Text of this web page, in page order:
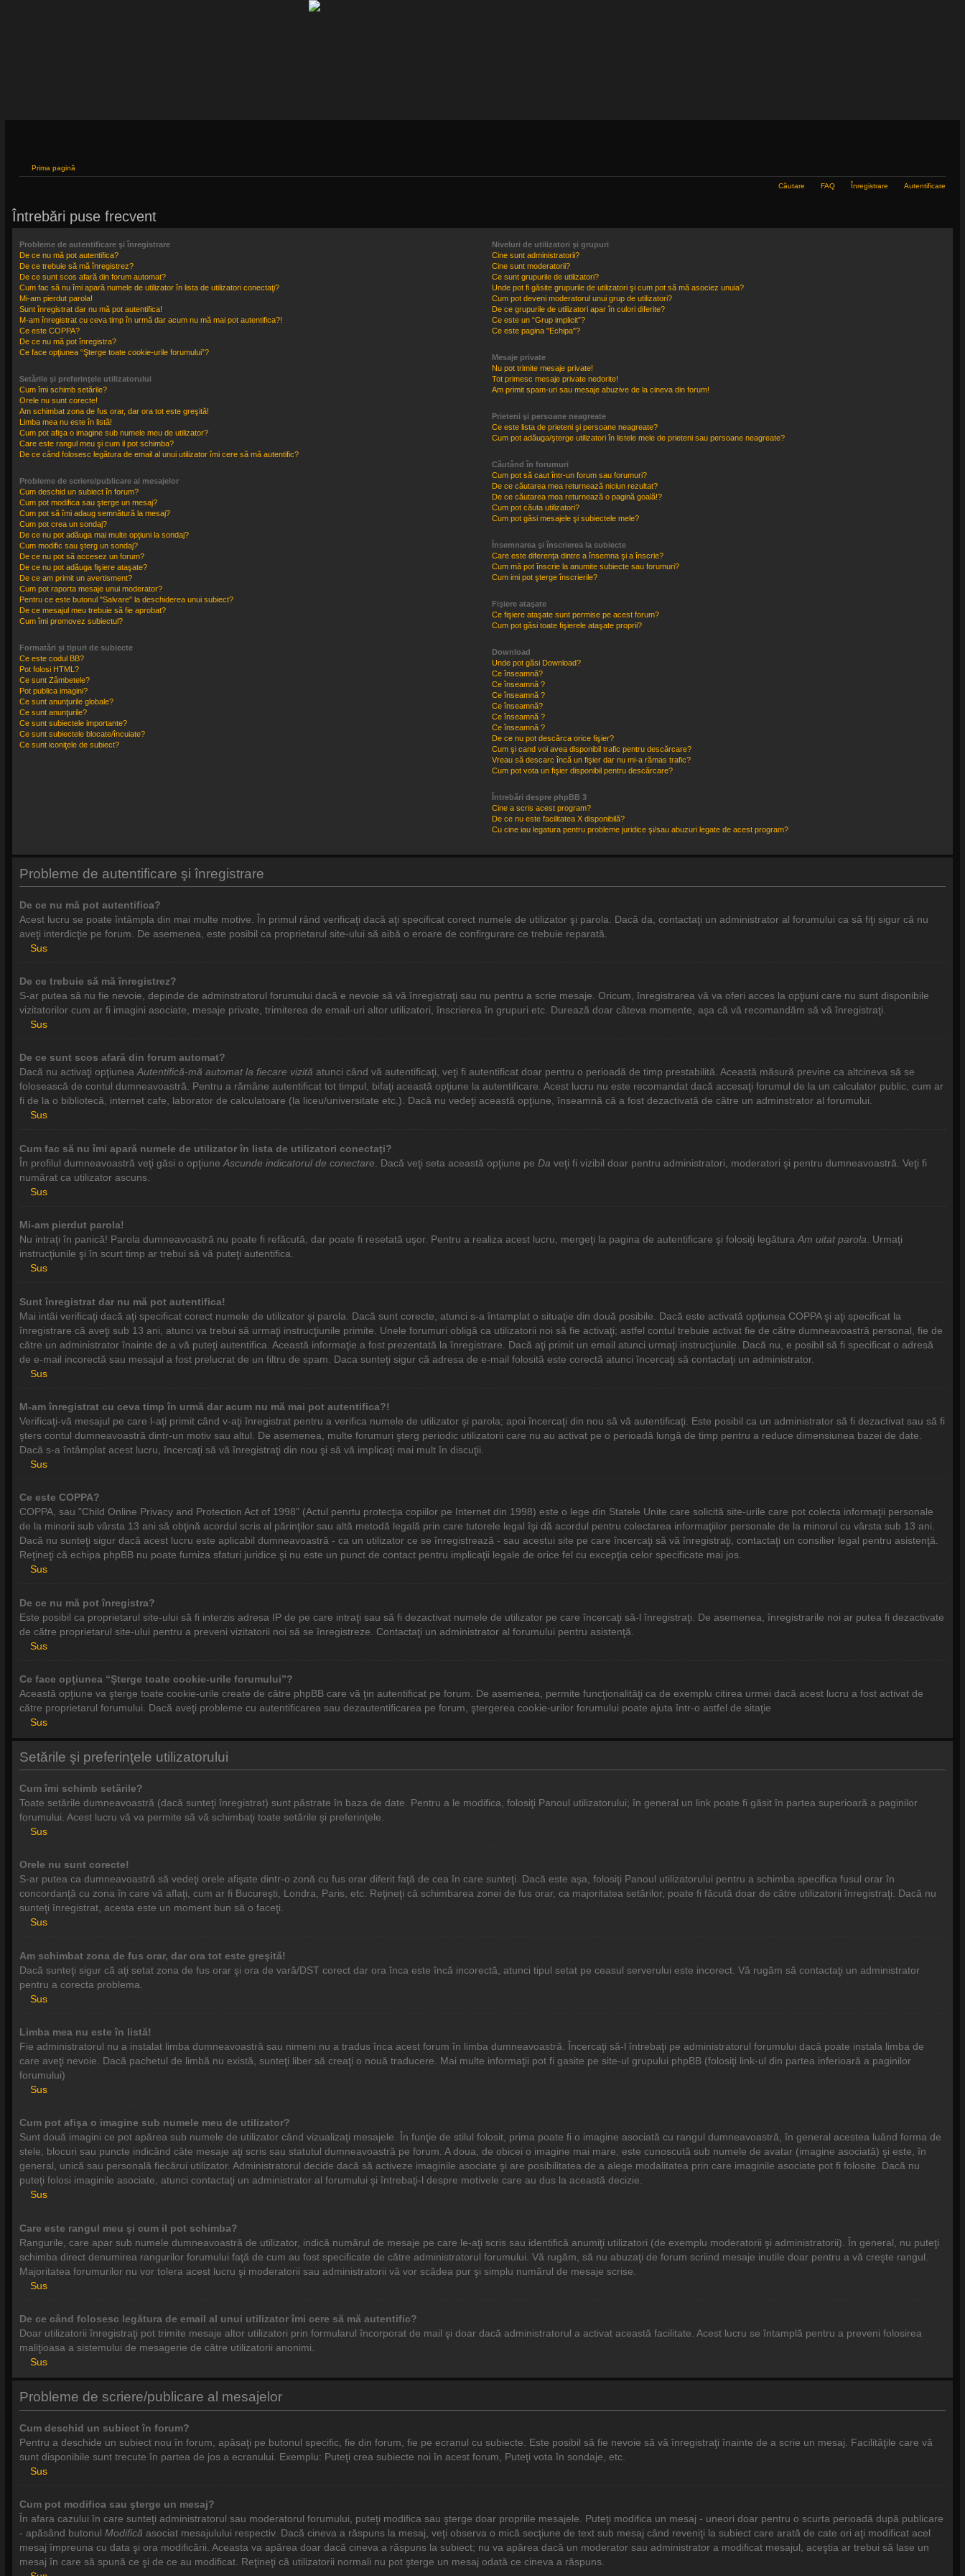
Prima pagină
Căutare FAQ Înregistrare Autentificare
Întrebări puse frecvent
Probleme de autentificare şi înregistrare
De ce nu mă pot autentifica?
De ce trebuie să mă înregistrez?
De ce sunt scos afară din forum automat?
Cum fac să nu îmi apară numele de utilizator în lista de utilizatori conectaţi?
Mi-am pierdut parola!
Sunt înregistrat dar nu mă pot autentifica!
M-am înregistrat cu ceva timp în urmă dar acum nu mă mai pot autentifica?!
Ce este COPPA?
De ce nu mă pot înregistra?
Ce face opţiunea “Şterge toate cookie-urile forumului”?
Setările şi preferinţele utilizatorului
Cum îmi schimb setările?
Orele nu sunt corecte!
Am schimbat zona de fus orar, dar ora tot este greşită!
Limba mea nu este în listă!
Cum pot afişa o imagine sub numele meu de utilizator?
Care este rangul meu şi cum il pot schimba?
De ce când folosesc legătura de email al unui utilizator îmi cere să mă autentific?
Probleme de scriere/publicare al mesajelor
Cum deschid un subiect în forum?
Cum pot modifica sau şterge un mesaj?
Cum pot să îmi adaug semnătură la mesaj?
Cum pot crea un sondaj?
De ce nu pot adăuga mai multe opţiuni la sondaj?
Cum modific sau şterg un sondaj?
De ce nu pot să accesez un forum?
De ce nu pot adăuga fişiere ataşate?
De ce am primit un avertisment?
Cum pot raporta mesaje unui moderator?
Pentru ce este butonul "Salvare" la deschiderea unui subiect?
De ce mesajul meu trebuie să fie aprobat?
Cum îmi promovez subiectul?
Formatări şi tipuri de subiecte
Ce este codul BB?
Pot folosi HTML?
Ce sunt Zâmbetele?
Pot publica imagini?
Ce sunt anunţurile globale?
Ce sunt anunţurile?
Ce sunt subiectele importante?
Ce sunt subiectele blocate/încuiate?
Ce sunt iconiţele de subiect?
Niveluri de utilizatori şi grupuri
Cine sunt administratorii?
Cine sunt moderatorii?
Ce sunt grupurile de utilizatori?
Unde pot fi găsite grupurile de utilizatori şi cum pot să mă asociez unuia?
Cum pot deveni moderatorul unui grup de utilizatori?
De ce grupurile de utilizatori apar în culori diferite?
Ce este un “Grup implicit”?
Ce este pagina "Echipa"?
Mesaje private
Nu pot trimite mesaje private!
Tot primesc mesaje private nedorite!
Am primit spam-uri sau mesaje abuzive de la cineva din forum!
Prieteni şi persoane neagreate
Ce este lista de prieteni şi persoane neagreate?
Cum pot adăuga/şterge utilizatori în listele mele de prieteni sau persoane neagreate?
Căutând în forumuri
Cum pot să caut într-un forum sau forumuri?
De ce căutarea mea returnează niciun rezultat?
De ce căutarea mea returnează o pagină goală!?
Cum pot căuta utilizatori?
Cum pot găsi mesajele şi subiectele mele?
Însemnarea şi înscrierea la subiecte
Care este diferenţa dintre a însemna şi a înscrie?
Cum mă pot înscrie la anumite subiecte sau forumuri?
Cum imi pot şterge înscrierile?
Fişiere ataşate
Ce fişiere ataşate sunt permise pe acest forum?
Cum pot găsi toate fişierele ataşate proprii?
Download
Unde pot găsi Download?
Ce înseamnă?
Ce înseamnă ?
Ce înseamnă ?
Ce înseamnă?
Ce înseamnă ?
Ce înseamnă ?
De ce nu pot descărca orice fişier?
Cum şi cand voi avea disponibil trafic pentru descărcare?
Vreau să descarc încă un fişier dar nu mi-a rămas trafic?
Cum pot vota un fişier disponibil pentru descărcare?
Întrebări despre phpBB 3
Cine a scris acest program?
De ce nu este facilitatea X disponibilă?
Cu cine iau legatura pentru probleme juridice şi/sau abuzuri legate de acest program?
Probleme de autentificare şi înregistrare
De ce nu mă pot autentifica?
Acest lucru se poate întâmpla din mai multe motive. În primul rând verificaţi dacă aţi specificat corect numele de utilizator şi parola. Dacă da, contactaţi un administrator al forumului ca să fiţi sigur că nu
aveţi interdicţie pe forum. De asemenea, este posibil ca proprietarul site-ului să aibă o eroare de confirgurare ce trebuie reparată.
Sus
De ce trebuie să mă înregistrez?
S-ar putea să nu fie nevoie, depinde de adminstratorul forumului dacă e nevoie să vă înregistraţi sau nu pentru a scrie mesaje. Oricum, înregistrarea vă va oferi acces la opţiuni care nu sunt disponibile
vizitatorilor cum ar fi imagini asociate, mesaje private, trimiterea de email-uri altor utilizatori, înscrierea în grupuri etc. Durează doar câteva momente, aşa că vă recomandăm să vă înregistraţi.
Sus
De ce sunt scos afară din forum automat?
Dacă nu activaţi opţiuneaAutentifică-mă automat la fiecare vizită atunci când vă autentificaţi, veţi fi autentificat doar pentru o perioadă de timp prestabilită. Această măsură previne ca altcineva să se
folosească de contul dumneavoastră. Pentru a rămâne autentificat tot timpul, bifaţi această opţiune la autentificare. Acest lucru nu este recomandat dacă accesaţi forumul de la un calculator public, cum ar
fi de la o bibliotecă, internet cafe, laborator de calculatoare (la liceu/universitate etc.). Dacă nu vedeţi această opţiune, înseamnă că a fost dezactivată de către un adminstrator al forumului.
Sus
Cum fac să nu îmi apară numele de utilizator în lista de utilizatori conectaţi?
În profilul dumneavoastră veţi găsi o opţiune Ascunde indicatorul de conectare . Dacă veţi seta această opţiune pe Da veţi fi vizibil doar pentru administratori, moderatori şi pentru dumneavoastră. Veţi fi
numărat ca utilizator ascuns.
Sus
Mi-am pierdut parola!
Nu intraţi în panică! Parola dumneavoastră nu poate fi refăcută, dar poate fi resetată uşor. Pentru a realiza acest lucru, mergeţi la pagina de autentificare şi folosiţi legătura Am uitat parola . Urmaţi
instrucţiunile şi în scurt timp ar trebui să vă puteţi autentifica.
Sus
Sunt înregistrat dar nu mă pot autentifica!
Mai intâi verificaţi dacă aţi specificat corect numele de utilizator şi parola. Dacă sunt corecte, atunci s-a întamplat o situaţie din două posibile. Dacă este activată opţiunea COPPA şi aţi specificat la
înregistrare că aveţi sub 13 ani, atunci va trebui să urmaţi instrucţiunile primite. Unele forumuri obligă ca utilizatorii noi să fie activaţi; astfel contul trebuie activat fie de către dumneavoastră personal, fie de
către un administrator înainte de a vă puteţi autentifica. Această informaţie a fost prezentată la înregistrare. Dacă aţi primit un email atunci urmaţi instrucţiunile. Dacă nu, e posibil să fi specificat o adresă
de e-mail incorectă sau mesajul a fost prelucrat de un filtru de spam. Daca sunteţi sigur că adresa de e-mail folosită este corectă atunci încercaţi să contactaţi un administrator.
Sus
M-am înregistrat cu ceva timp în urmă dar acum nu mă mai pot autentifica?!
Verificaţi-vă mesajul pe care l-aţi primit când v-aţi înregistrat pentru a verifica numele de utilizator şi parola; apoi încercaţi din nou să vă autentificaţi. Este posibil ca un administrator să fi dezactivat sau să fi
şters contul dumneavoastră dintr-un motiv sau altul. De asemenea, multe forumuri şterg periodic utilizatorii care nu au activat pe o perioadă lungă de timp pentru a reduce dimensiunea bazei de date.
Dacă s-a întâmplat acest lucru, încercaţi să vă înregistraţi din nou şi să vă implicaţi mai mult în discuţii.
Sus
Ce este COPPA?
COPPA, sau "Child Online Privacy and Protection Act of 1998" (Actul penrtu protecţia copiilor pe Internet din 1998) este o lege din Statele Unite care solicită site-urile care pot colecta informaţii personale
de la minorii sub vârsta 13 ani să obţină acordul scris al părinţilor sau altă metodă legală prin care tutorele legal îşi dă acordul pentru colectarea informaţiilor personale de la minorul cu vârsta sub 13 ani.
Dacă nu sunteţi sigur dacă acest lucru este aplicabil dumneavoastră - ca un utilizator ce se înregistrează - sau acestui site pe care încercaţi să vă înregistraţi, contactaţi un consilier legal pentru asistenţă.
Reţineţi că echipa phpBB nu poate furniza sfaturi juridice şi nu este un punct de contact pentru implicaţii legale de orice fel cu excepţia celor specificate mai jos.
Sus
De ce nu mă pot înregistra?
Este posibil ca proprietarul site-ului să fi interzis adresa IP de pe care intraţi sau să fi dezactivat numele de utilizator pe care încercaţi să-l înregistraţi. De asemenea, înregistrarile noi ar putea fi dezactivate
de către proprietarul site-ului pentru a preveni vizitatorii noi să se înregistreze. Contactaţi un administrator al forumului pentru asistenţă.
Sus
Ce face opţiunea “Şterge toate cookie-urile forumului”?
Această opţiune va şterge toate cookie-urile create de către phpBB care vă ţin autentificat pe forum. De asemenea, permite funcţionalităţi ca de exemplu citirea urmei dacă acest lucru a fost activat de
către proprietarul forumului. Dacă aveţi probleme cu autentificarea sau dezautentificarea pe forum, ştergerea cookie-urilor forumului poate ajuta într-o astfel de sitaţie
Sus
Setările şi preferinţele utilizatorului
Cum îmi schimb setările?
Toate setările dumneavoastră (dacă sunteţi înregistrat) sunt păstrate în baza de date. Pentru a le modifica, folosiţi Panoul utilizatorului; în general un link poate fi găsit în partea superioară a paginilor
forumului. Acest lucru vă va permite să vă schimbaţi toate setările şi preferinţele.
Sus
Orele nu sunt corecte!
S-ar putea ca dumneavoastră să vedeţi orele afişate dintr-o zonă cu fus orar diferit faţă de cea în care sunteţi. Dacă este aşa, folosiţi Panoul utilizatorului pentru a schimba specifica fusul orar în
concordanţă cu zona în care vă aflaţi, cum ar fi Bucureşti, Londra, Paris, etc. Reţineţi că schimbarea zonei de fus orar, ca majoritatea setărilor, poate fi făcută doar de către utilizatorii înregistraţi. Dacă nu
sunteţi înregistrat, acesta este un moment bun să o faceţi.
Sus
Am schimbat zona de fus orar, dar ora tot este greşită!
Dacă sunteţi sigur că aţi setat zona de fus orar şi ora de vară/DST corect dar ora înca este încă incorectă, atunci tipul setat pe ceasul serverului este incorect. Vă rugăm să contactaţi un administrator
pentru a corecta problema.
Sus
Limba mea nu este în listă!
Fie administratorul nu a instalat limba dumneavoastră sau nimeni nu a tradus înca acest forum în limba dumneavoastră. Încercaţi să-l întrebaţi pe administratorul forumului dacă poate instala limba de
care aveţi nevoie. Dacă pachetul de limbă nu există, sunteţi liber să creaţi o nouă traducere. Mai multe informaţii pot fi gasite pe site-ul grupului phpBB (folosiţi link-ul din partea inferioară a paginilor
forumului)
Sus
Cum pot afişa o imagine sub numele meu de utilizator?
Sunt două imagini ce pot apărea sub numele de utilizator când vizualizaţi mesajele. În funţie de stilul folosit, prima poate fi o imagine asociată cu rangul dumneavoastră, în general acestea luând forma de
stele, blocuri sau puncte indicând câte mesaje aţi scris sau statutul dumneavoastră pe forum. A doua, de obicei o imagine mai mare, este cunoscută sub numele de avatar (imagine asociată) şi este, în
general, unică sau personală fiecărui utilizator. Administratorul decide dacă să activeze imaginile asociate şi are posibilitatea de a alege modalitatea prin care imaginile asociate pot fi folosite. Dacă nu
puteţi folosi imaginile asociate, atunci contactaţi un administrator al forumului şi întrebaţi-l despre motivele care au dus la această decizie.
Sus
Care este rangul meu şi cum il pot schimba?
Rangurile, care apar sub numele dumneavoastră de utilizator, indică numărul de mesaje pe care le-aţi scris sau identifică anumiţi utilizatori (de exemplu moderatorii şi administratorii). În general, nu puteţi
schimba direct denumirea rangurilor forumului faţă de cum au fost specificate de către administratorul forumului. Vă rugăm, să nu abuzaţi de forum scriind mesaje inutile doar pentru a vă creşte rangul.
Majoritatea forumurilor nu vor tolera acest lucru şi moderatorii sau administratorii vă vor scădea pur şi simplu numărul de mesaje scrise.
Sus
De ce când folosesc legătura de email al unui utilizator îmi cere să mă autentific?
Doar utilizatorii înregistraţi pot trimite mesaje altor utilizatori prin formularul încorporat de mail şi doar dacă administratorul a activat această facilitate. Acest lucru se întamplă pentru a preveni folosirea
maliţioasa a sistemului de mesagerie de către utilizatorii anonimi.
Sus
Probleme de scriere/publicare al mesajelor
Cum deschid un subiect în forum?
Pentru a deschide un subiect nou în forum, apăsaţi pe butonul specific, fie din forum, fie pe ecranul cu subiecte. Este posibil să fie nevoie să vă înregistraţi înainte de a scrie un mesaj. Facilităţile care vă
sunt disponibile sunt trecute în partea de jos a ecranului. Exemplu: Puteţi crea subiecte noi în acest forum, Puteţi vota în sondaje, etc.
Sus
Cum pot modifica sau şterge un mesaj?
În afara cazului în care sunteţi administratorul sau moderatorul forumului, puteţi modifica sau şterge doar propriile mesajele. Puteţi modifica un mesaj - uneori doar pentru o scurta perioadă după publicare
- apăsând butonul Modifică asociat mesajulului respectiv. Dacă cineva a răspuns la mesaj, veţi observa o mică secţiune de text sub mesaj când reveniţi la subiect care arată de cate ori aţi modificat acel
mesaj împreuna cu data şi ora modificării. Aceasta va apărea doar dacă cineva a răspuns la subiect; nu va apărea dacă un moderator sau administrator a modificat mesajul, aceştia ar trebui să lase un
mesaj în care să spună ce şi de ce au modificat. Reţineţi că utilizatorii normali nu pot şterge un mesaj odată ce cineva a răspuns.